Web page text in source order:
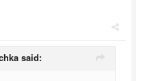
said: